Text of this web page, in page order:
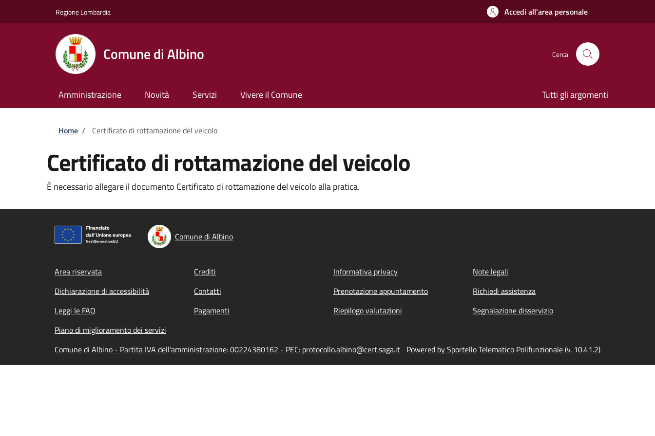
Regione Lombardia Accedi all'area personale
Comune di Albino Cerca
Amministrazione Novità Servizi Vivere il Comune Tutti gli argomenti
Briciole di pane
Home / Certificato di rottamazione del veicolo
Certificato di rottamazione del veicolo
È necessario allegare il documento Certificato di rottamazione del veicolo alla pratica.
Comune di Albino
Footer menu
Area riservata Crediti Informativa privacy
Note legali
Dichiarazione di accessibilità
Contatti Prenotazione appuntamento
Richiedi assistenza
Leggi le FAQ
Pagamenti Riepilogo valutazioni
Segnalazione disservizio
Piano di miglioramento dei servizi
Comune di Albino - Partita IVA dell'amministrazione: 00224380162 - PEC: protocollo.albino@cert.saga.it Powered by Sportello Telematico Polifunzionale (v. 10.41.2)